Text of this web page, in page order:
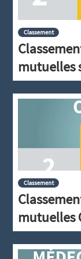
Classement
mutuelles
Classement
mutuelles